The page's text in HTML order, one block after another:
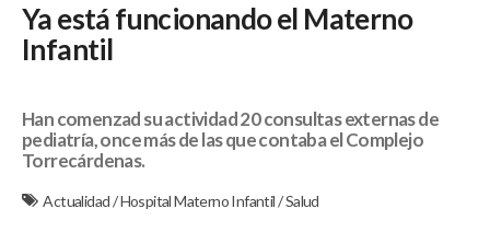
Ya está funcionando el Materno
Infantil
Han comenzad su actividad 20 consultas externas de
pediatría, once más de las que contaba el Complejo
Torrecárdenas.
Actualidad/Hospital Materno Infantil/Salud